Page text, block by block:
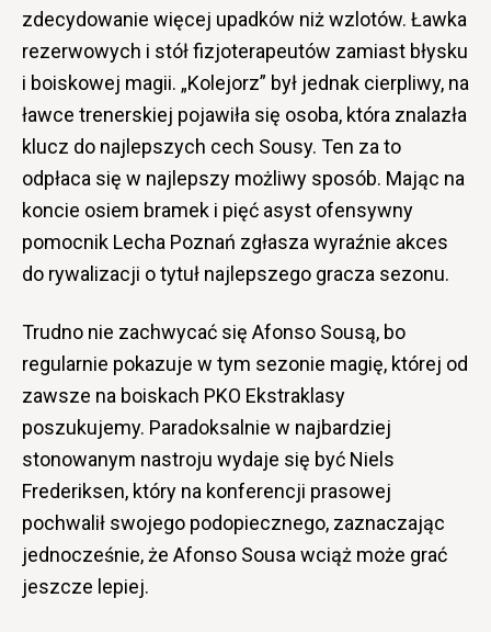
zdecydowanie więcej upadków niż wzlotów. Ławka
rezerwowych i stół fizjoterapeutów zamiast błysku
i boiskowej magii. „Kolejorz” był jednak cierpliwy, na
ławce trenerskiej pojawiła się osoba, która znalazła
klucz do najlepszych cech Sousy. Ten za to
odpłaca się w najlepszy możliwy sposób. Mając na
koncie osiem bramek i pięć asyst ofensywny
pomocnik Lecha Poznań zgłasza wyraźnie akces
do rywalizacji o tytuł najlepszego gracza sezonu.
Trudno nie zachwycać się Afonso Sousą, bo
regularnie pokazuje w tym sezonie magię, której od
zawsze na boiskach PKO Ekstraklasy
poszukujemy. Paradoksalnie w najbardziej
stonowanym nastroju wydaje się być Niels
Frederiksen, który na konferencji prasowej
pochwalił swojego podopiecznego, zaznaczając
jednocześnie, że Afonso Sousa wciąż może grać
jeszcze lepiej.